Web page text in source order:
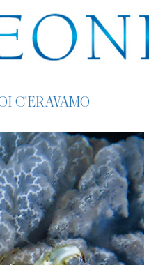
C'ERAVAMO